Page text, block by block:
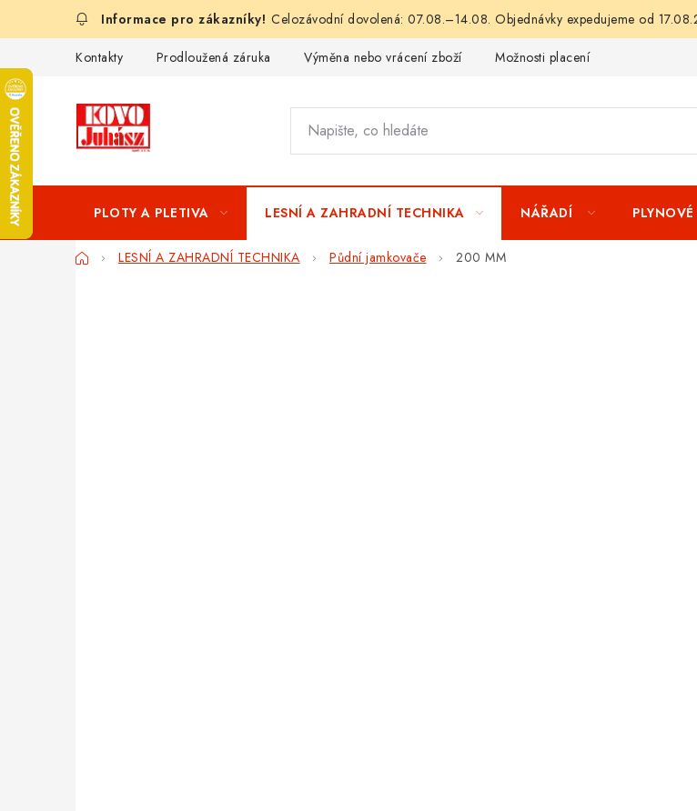
Celozávodní dovolená: 07.08.–14.08. Objednávky expedujeme od
Kontakty Prodloužená záruka Výměna nebo vrácení zboží Možnosti placení
PLOTY A PLETIVA LESNÍ A ZAHRADNÍ TECHNIKA NÁŘADÍ
DomůLESNÍ A ZAHRADNÍ TECHNIKA Půdní jamkovače 200 MM